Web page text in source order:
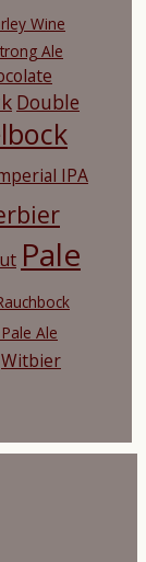
Wine
Ale
Double
IPA
Pale
Ale
Witbier